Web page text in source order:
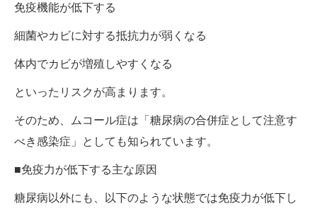
免疫機能が低下する
細菌やカビに対する抵抗力が弱くなる
体内でカビが増殖しやすくなる
といったリスクが高まります。
そのため、ムコール症は「糖尿病の合併症として注意す
べき感染症」としても知られています。
■免疫力が低下する主な原因
糖尿病以外にも、以下のような状態では免疫力が低下し